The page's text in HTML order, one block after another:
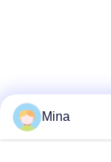
Mina